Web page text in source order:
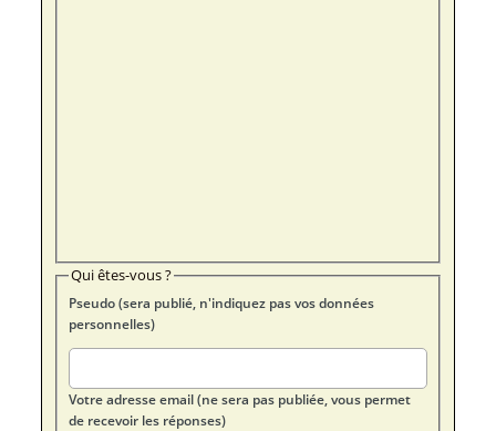
Qui êtes-vous ?
Pseudo (sera publié, n'indiquez pas vos données
personnelles)
Votre adresse email (ne sera pas publiée, vous permet
de recevoir les réponses)